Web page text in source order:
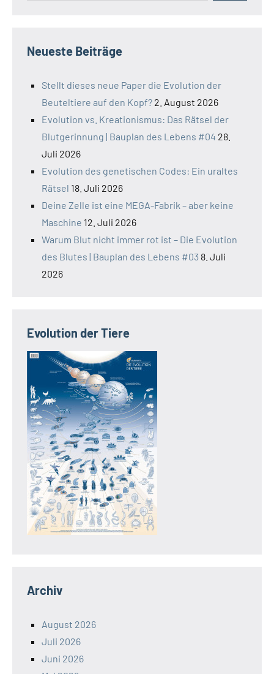
Neueste Beiträge
Stellt dieses neue Paper die Evolution der
Beuteltiere auf den Kopf? 2. August 2026
Evolution vs. Kreationismus: Das Rätsel der
Blutgerinnung | Bauplan des Lebens #04 28.
Juli 2026
Evolution des genetischen Codes: Ein uraltes
Rätsel 18. Juli 2026
Deine Zelle ist eine MEGA-Fabrik – aber keine
Maschine 12. Juli 2026
Warum Blut nicht immer rot ist – Die Evolution
des Blutes | Bauplan des Lebens #03 8. Juli
2026
Evolution der Tiere
Archiv
August 2026
Juli 2026
Juni 2026